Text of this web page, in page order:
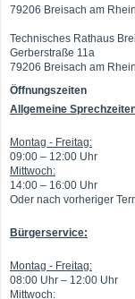
79206 Breisach am Rhein
Technisches Rathaus
Gerberstraße 11a
79206 Breisach am Rhein
Öffnungszeiten
Allgemeine
Montag - Freitag:
09:00 – 12:00 Uhr
Mittwoch:
14:00 – 16:00 Uhr
Oder nach vorheriger
Bürgerservice:
Montag - Freitag:
08:00 Uhr – 12:00 Uhr
Mittwoch: